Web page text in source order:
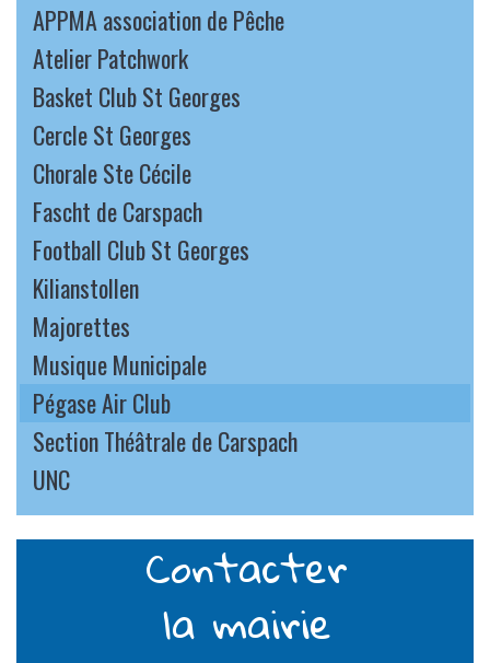
APPMA association de Pêche
Atelier Patchwork
Basket Club St Georges
Cercle St Georges
Chorale Ste Cécile
Fascht de Carspach
Football Club St Georges
Kilianstollen
Majorettes
Musique Municipale
Pégase Air Club
Section Théâtrale de Carspach
UNC
Contacter
la mairie